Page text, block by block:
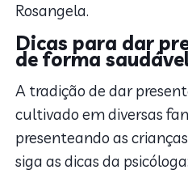
Rosangela.
Dicas para dar
de forma
A tradição de dar
cultivado em diversas
presenteando as
siga as dicas da psicóloga: